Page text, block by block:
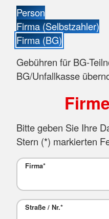
Person
Firma (Selbstzahler)
Firma (BG)
Gebühren für BG-
BG/Unfallkasse
Bitte geben Sie Ihre
Stern (*) markierten
Firma*
Straße / Nr.*